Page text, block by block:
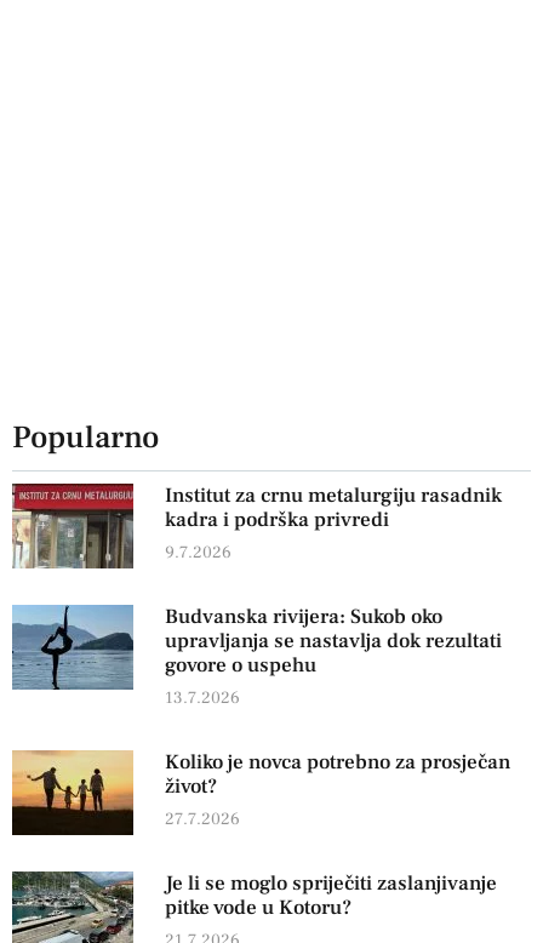
Popularno
Institut za crnu metalurgiju rasadnik
kadra i podrška privredi
9.7.2026
Budvanska rivijera: Sukob oko
upravljanja se nastavlja dok rezultati
govore o uspehu
13.7.2026
Koliko je novca potrebno za prosječan
život?
27.7.2026
Je li se moglo spriječiti zaslanjivanje
pitke vode u Kotoru?